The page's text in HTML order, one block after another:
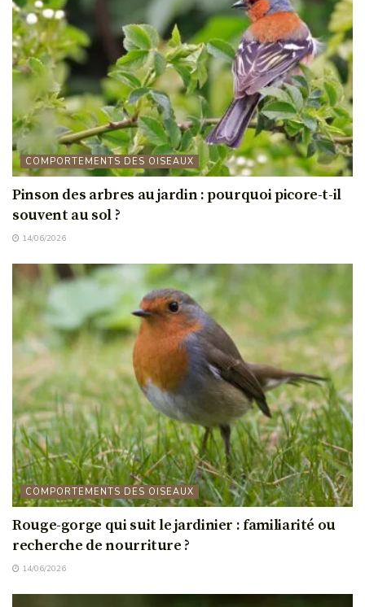
COMPORTEMENTS DES OISEAUX
Pinson des arbres au jardin : pourquoi picore-t-il
souvent au sol ?
14/06/2026
COMPORTEMENTS DES OISEAUX
Rouge-gorge qui suit le jardinier : familiarité ou
recherche de nourriture ?
14/06/2026